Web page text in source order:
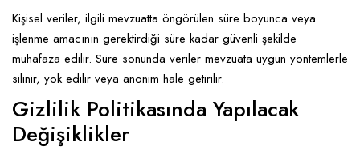
Kişisel veriler, ilgili mevzuatta öngörülen süre boyunca veya
işlenme amacının gerektirdiği süre kadar güvenli şekilde
muhafaza edilir. Süre sonunda veriler mevzuata uygun yöntemlerle
silinir, yok edilir veya anonim hale getirilir.
Gizlilik Politikasında Yapılacak
Değişiklikler